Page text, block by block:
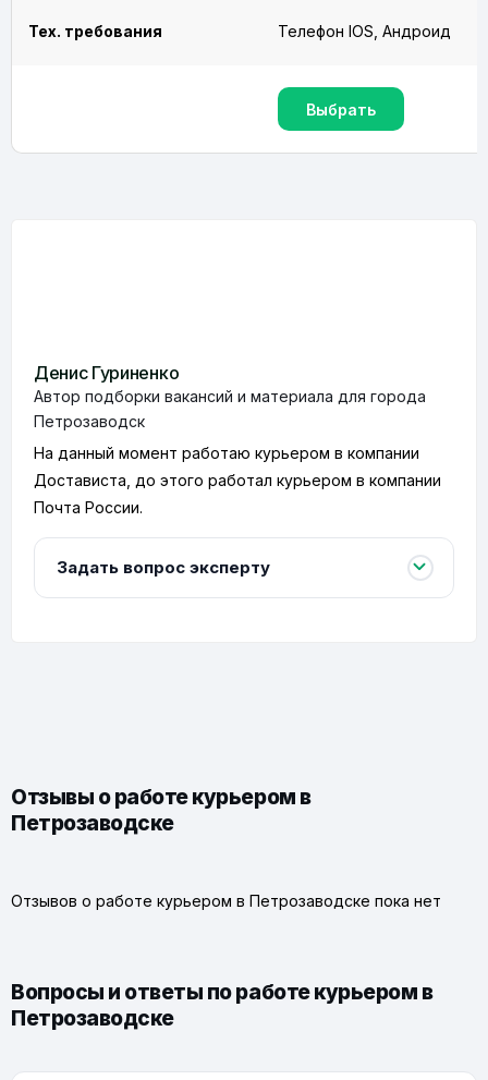
Тех. требования Телефон IOS, Андроид
Выбрать
Денис Гуриненко
Автор подборки вакансий и материала для города
Петрозаводск
На данный момент работаю курьером в компании
Достависта, до этого работал курьером в компании
Почта России.
Задать вопрос эксперту
Отзывы о работе курьером в
Петрозаводске
Отзывов о работе курьером в Петрозаводске пока нет
Вопросы и ответы по работе курьером в
Петрозаводске